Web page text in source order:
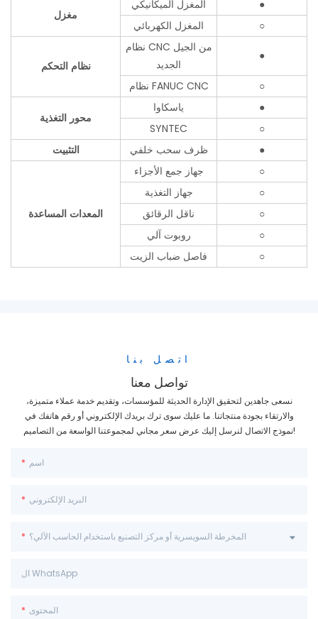
مغزل
المغزل الميكانيكي
●
المغزل الكهربائي
○
نظام التحكم
نظام CNC من الجيل
الجديد
●
نظام FANUC CNC ○
محور التغذية
ياسكاوا
●
SYNTEC
○
التثبيت
ظرف سحب خلفي ●
المعدات المساعدة
جهاز جمع الأجزاء
○
جهاز التغذية
○
ناقل الرقائق
○
روبوت آلي
○
فاصل ضباب الزيت
○
اتصل بنا
تواصل معنا
نسعى جاهدين لتحقيق الإدارة الحديثة للمؤسسات، وتقديم خدمة عملاء متميزة،
والارتقاء بجودة منتجاتنا. ما عليك سوى ترك بريدك الإلكتروني أو رقم هاتفك في
نموذج الاتصال لنرسل إليك عرض سعر مجاني لمجموعتنا الواسعة من التصاميم!
اسم
البريد الإلكتروني
المخرطة السويسرية أو مركز التصنيع باستخدام الحاسب الآلي؟
ال WhatsApp
المحتوى